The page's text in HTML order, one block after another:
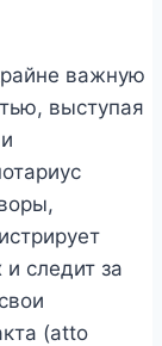
важную
выступая
и следит за
(atto